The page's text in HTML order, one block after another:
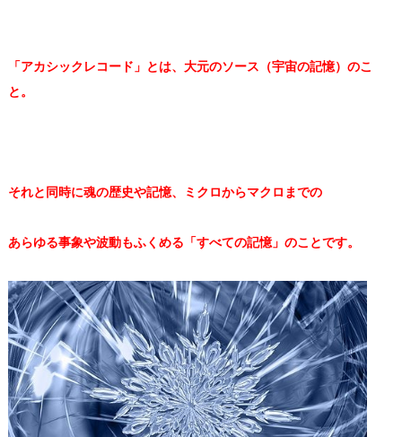
「アカシックレコード」とは、大元のソース（宇宙の記憶）のこ
と。
それと同時に魂の歴史や記憶、ミクロからマクロまでの
あらゆる事象や波動もふくめる「すべての記憶」のことです。